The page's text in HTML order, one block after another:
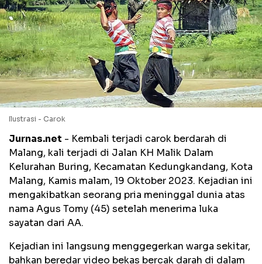
Ilustrasi - Carok
Jurnas.net - Kembali terjadi carok berdarah di
Malang, kali terjadi di Jalan KH Malik Dalam
Kelurahan Buring, Kecamatan Kedungkandang, Kota
Malang, Kamis malam, 19 Oktober 2023. Kejadian ini
mengakibatkan seorang pria meninggal dunia atas
nama Agus Tomy (45) setelah menerima luka
sayatan dari AA.
Kejadian ini langsung menggegerkan warga sekitar,
bahkan beredar video bekas bercak darah di dalam